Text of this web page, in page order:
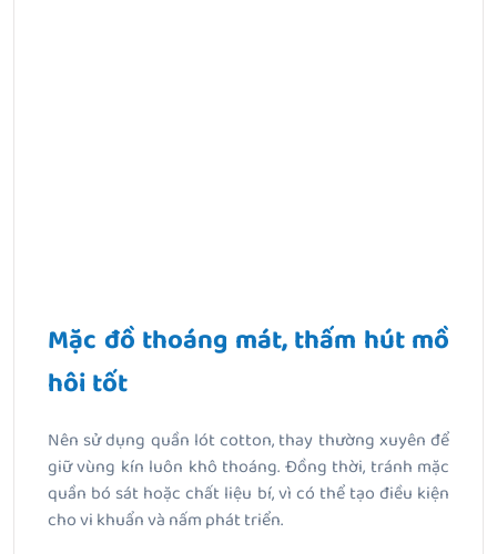
Mặc đồ thoáng mát, thấm hút mồ
hôi tốt
Nên sử dụng quần lót cotton, thay thường xuyên để
giữ vùng kín luôn khô thoáng. Đồng thời, tránh mặc
quần bó sát hoặc chất liệu bí, vì có thể tạo điều kiện
cho vi khuẩn và nấm phát triển.